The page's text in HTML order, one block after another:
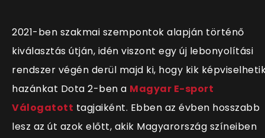
2021-ben szakmai szempontok alapján történő
kiválasztás útján, idén viszont egy új lebonyolítási
rendszer végén derül majd ki, hogy kik
hazánkat Dota 2-ben a Magyar E-sport
Válogatott tagjaiként. Ebben az évben hosszabb
lesz az út azok előtt, akik Magyarország színeiben